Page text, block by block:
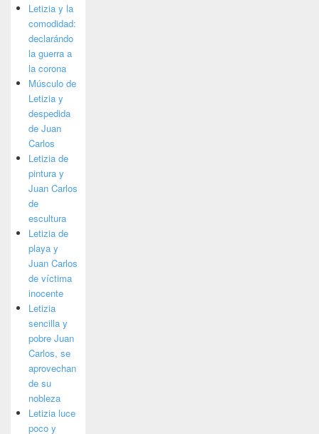
Letizia y la
comodidad:
declarándo
la guerra a
la corona
Músculo de
Letizia y
despedida
de Juan
Carlos
Letizia de
pintura y
Juan Carlos
de
escultura
Letizia de
playa y
Juan Carlos
de víctima
inocente
Letizia
sencilla y
pobre Juan
Carlos, se
aprovechan
de su
nobleza
Letizia luce
poco y